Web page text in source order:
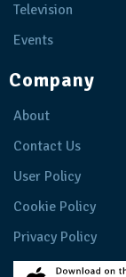
Television
Events
Company
About
Contact Us
User Policy
Cookie Policy
Privacy Policy